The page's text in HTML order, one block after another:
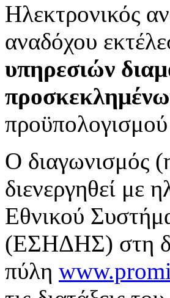
Ηλεκτρονικός
αναδόχου
υπηρεσιών
Ο διαγωνισμός
διενεργηθεί με
Εθνικού
(ΕΣΗΔΗΣ) στη
πύλη